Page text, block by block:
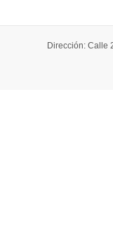
Dirección: Calle